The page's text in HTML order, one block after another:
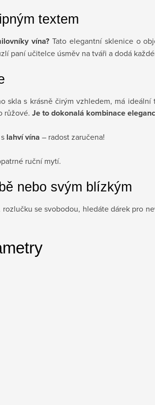
textem
vína? Tato elegantní sklenice o
paní učitelce úsměv na tváři a dodá
skla s krásně čirým vzhledem, má
růžové. Je to dokonalá kombinace
lahví vína – radost zaručena!
ruční mytí.
nebo svým blízkým
se svobodou, hledáte dárek pro